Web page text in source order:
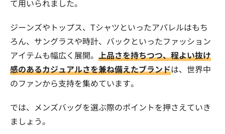
て用いられました。
ジーンズやトップス、Tシャツといったアパレルはもち
ろん、サングラスや時計、バックといったファッション
アイテムも幅広く展開。 上品さを持ちつつ、程よい抜け
感のあるカジュアルさを兼ね備えたブランドは、世界中
のファンから支持を集めています。
では、メンズバッグを選ぶ際のポイントを押さえていき
ましょう。